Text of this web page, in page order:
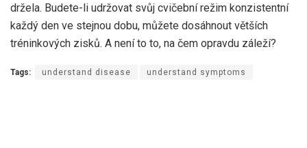
držela. Budete-li udržovat svůj cvičební režim konzistentní
každý den ve stejnou dobu, můžete dosáhnout větších
tréninkových zisků. A není to to, na čem opravdu záleží?
Tags: understand disease understand symptoms